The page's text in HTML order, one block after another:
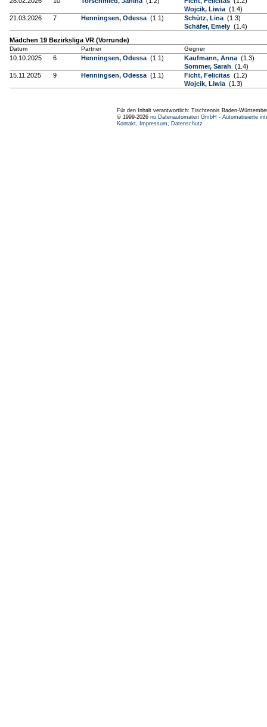
Wojcik, Liwia (1.4)
21.03.2026
7 Henningsen, Odessa (1.1) Schütz, Lina (1.3)
Schäfer, Emely (1.4)
Mädchen 19 Bezirksliga VR (Vorrunde)
Datum Partner Gegner
10.10.2025 6 Henningsen, Odessa (1.1) Kaufmann, Anna (1.3)
Sommer, Sarah (1.4)
15.11.2025
9 Henningsen, Odessa (1.1) Ficht, Felicitas (1.2)
Wojcik, Liwia (1.3)
Für den Inhalt verantwortlich: Tischtennis Baden-
© 1999-2026 nu Datenautomaten GmbH - Automatisierte
Kontakt, Impressum, Datenschutz